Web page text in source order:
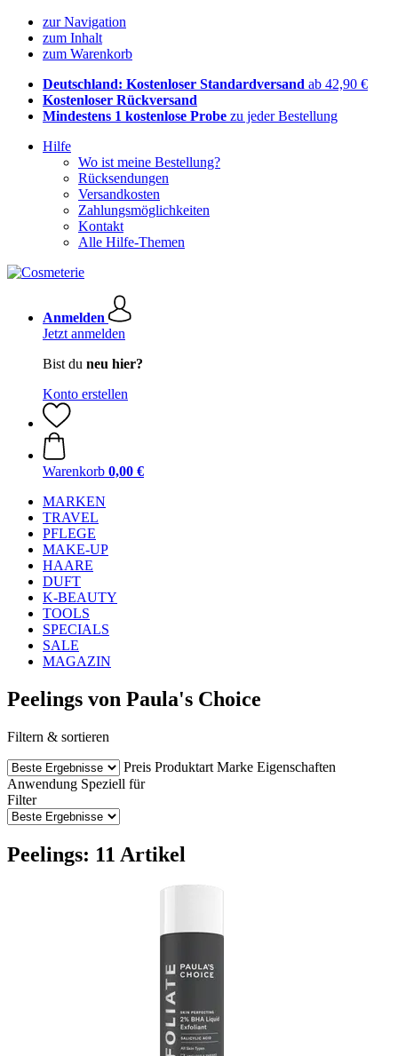
zur Navigation
zum Inhalt
zum Warenkorb
Deutschland: Kostenloser Standardversand ab 42,90 €
Kostenloser Rückversand
Mindestens 1 kostenlose Probe zu jeder Bestellung
Hilfe
Wo ist meine Bestellung?
Rücksendungen
Versandkosten
Zahlungsmöglichkeiten
Kontakt
Alle Hilfe-Themen
Anmelden
Jetzt anmelden
Bist du neu hier?
Konto erstellen
Warenkorb 0,00 €
MARKEN
TRAVEL
PFLEGE
MAKE-UP
HAARE
DUFT
K-BEAUTY
TOOLS
SPECIALS
SALE
MAGAZIN
Peelings von Paula's Choice
Filtern & sortieren
Preis Produktart Marke Eigenschaften
Anwendung Speziell für
Filter
Peelings: 11 Artikel